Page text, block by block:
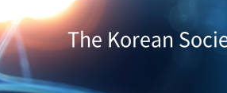
The Korean